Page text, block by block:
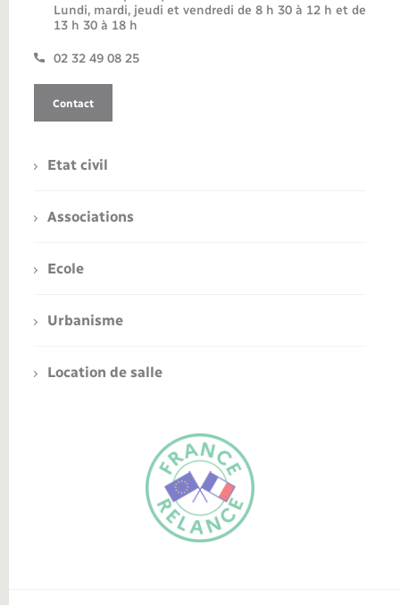
Lundi, mardi, jeudi et vendredi de 8 h 30 à 12 h et de
13 h 30 à 18 h
02 32 49 08 25
Contact
Etat civil
Associations
Ecole
Urbanisme
Location de salle